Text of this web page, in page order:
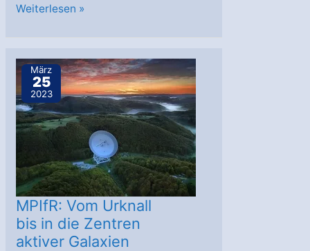
Durchbruch
Suche
nach
langsam
schwingenden
Gravitationswellen
Weiterlesen »
März
25
2023
MPIfR: Vom Urknall
bis in die Zentren
aktiver Galaxien